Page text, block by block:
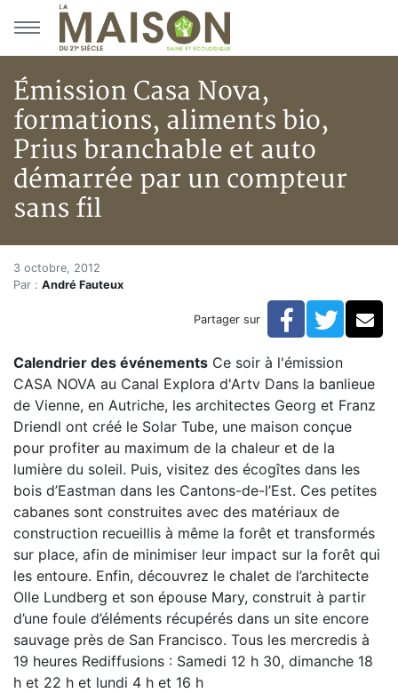
Aller au menu principal
Aller au contenu principal
Émission Casa Nova,
formations, aliments bio,
Prius branchable et auto
démarrée par un compteur
sans fil
Accueil
Articles
Émission Casa Nova, formations, aliments bio,
Émission Casa Nova,
3 octobre, 2012
Par : André Fauteux
Partager sur Facebook
Calendrier des événements Ce soir à l'émission
CASA NOVA au Canal Explora d'Artv Dans la banlieue
de Vienne, en Autriche, les architectes Georg et Franz
Driendl ont créé le Solar Tube, une maison conçue
pour profiter au maximum de la chaleur et de la
lumière du soleil. Puis, visitez des écogîtes dans les
bois d’Eastman dans les Cantons-de-l’Est. Ces petites
cabanes sont construites avec des matériaux de
construction recueillis à même la forêt et transformés
sur place, afin de minimiser leur impact sur la forêt qui
les entoure. Enfin, découvrez le chalet de l’architecte
Olle Lundberg et son épouse Mary, construit à partir
d’une foule d’éléments récupérés dans un site encore
sauvage près de San Francisco. Tous les mercredis à
19 heures Rediffusions : Samedi 12 h 30, dimanche 18
h et 22 h et lundi 4 h et 16 h